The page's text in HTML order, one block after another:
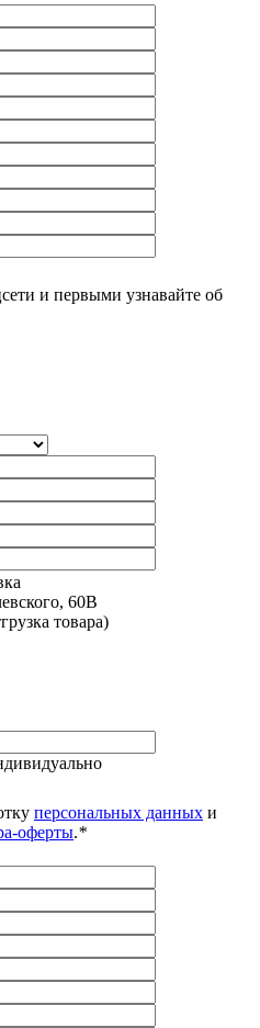
и первыми узнавайте об
60В
товара)
персональных данных и
оферты.*